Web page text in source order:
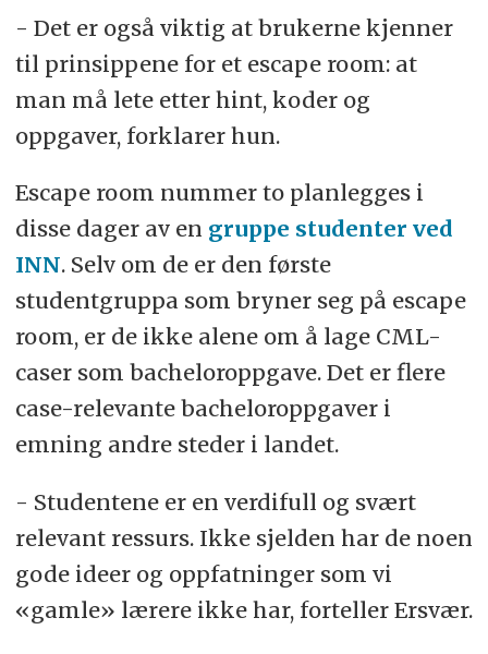
- Det er også viktig at brukerne kjenner
til prinsippene for et escape room: at
man må lete etter hint, koder og
oppgaver, forklarer hun.
Escape room nummer to planlegges i
disse dager av en gruppe studenter ved
INN. Selv om de er den første
studentgruppa som bryner seg på escape
room, er de ikke alene om å lage CML-
caser som bacheloroppgave. Det er flere
case-relevante bacheloroppgaver i
emning andre steder i landet.
- Studentene er en verdifull og svært
relevant ressurs. Ikke sjelden har de noen
gode ideer og oppfatninger som vi
«gamle» lærere ikke har, forteller Ersvær.